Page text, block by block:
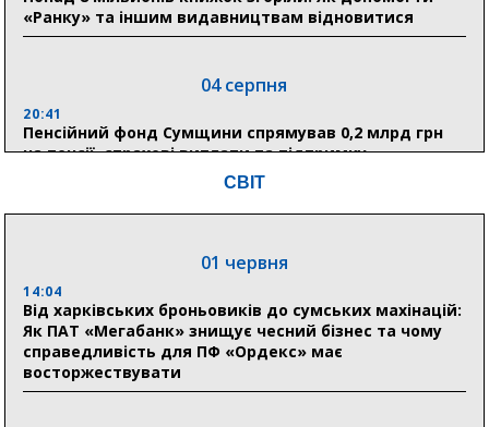
«Ранку» та іншим видавництвам відновитися
04 серпня
20:41
Пенсійний фонд Сумщини спрямував 0,2 млрд грн
на пенсії, страхові виплати та підтримку
Романько розширює програму відпочинку дітей із
прифронтової Сумщини: перша група оздоровилася
в Австрії
18:30
Ніколаєнко: у Сумах погодили 115 компенсацій на
СВІТ
01 червня
14:04
Від харківських броньовиків до сумських махінацій:
Як ПАТ «Мегабанк» знищує чесний бізнес та чому
справедливість для ПФ «Ордекс» має
восторжествувати